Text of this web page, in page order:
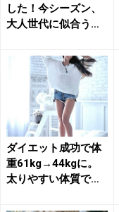
した！今シーズン、
大人世代に似合う
ヘア】３選...
ダイエット成功で体
重61kg→44kgに。
太りやすい体質でも